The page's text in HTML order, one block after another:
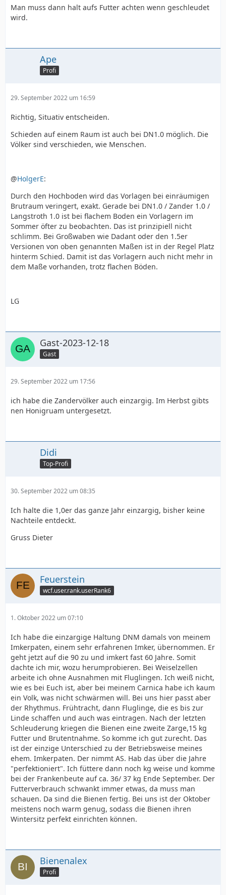
Man muss dann halt aufs Futter achten wenn geschleudet
wird.
Ape
Profi
29. September 2022 um 16:59
Richtig, Situativ entscheiden.
Schieden auf einem Raum ist auch bei DN1.0 möglich. Die
Völker sind verschieden, wie Menschen.
@HolgerE:
Durch den Hochboden wird das Vorlagen bei einräumigen
Brutraum veringert, exakt. Gerade bei DN1.0 / Zander 1.0 /
Langstroth 1.0 ist bei flachem Boden ein Vorlagern im
Sommer öfter zu beobachten. Das ist prinzipiell nicht
schlimm. Bei Großwaben wie Dadant oder den 1.5er
Versionen von oben genannten Maßen ist in der Regel Platz
hinterm Schied. Damit ist das Vorlagern auch nicht mehr in
dem Maße vorhanden, trotz flachen Böden.
LG
Gast-2023-12-18
Gast
29. September 2022 um 17:56
ich habe die Zandervölker auch einzargig. Im Herbst gibts
nen Honigruam untergesetzt.
Didi
Top-Profi
30. September 2022 um 08:35
Ich halte die 1,0er das ganze Jahr einzargig, bisher keine
Nachteile entdeckt.
Gruss Dieter
Feuerstein
wcf.user.rank.userRank6
1. Oktober 2022 um 07:10
Ich habe die einzargige Haltung DNM damals von meinem
Imkerpaten, einem sehr erfahrenen Imker, übernommen. Er
geht jetzt auf die 90 zu und imkert fast 60 Jahre. Somit
dachte ich mir, wozu herumprobieren. Bei Weiselzellen
arbeite ich ohne Ausnahmen mit Fluglingen. Ich weiß nicht,
wie es bei Euch ist, aber bei meinem Carnica habe ich kaum
ein Volk, was nicht schwärmen will. Bei uns hier passt aber
der Rhythmus. Frühtracht, dann Fluglinge, die es bis zur
Linde schaffen und auch was eintragen. Nach der letzten
Schleuderung kriegen die Bienen eine zweite Zarge,15 kg
Futter und Brutentnahme. So komme ich gut zurecht. Das
ist der einzige Unterschied zu der Betriebsweise meines
ehem. Imkerpaten. Der nimmt AS. Hab das über die Jahre
"perfektioniert". Ich füttere dann noch kg weise und komme
bei der Frankenbeute auf ca. 36/ 37 kg Ende September. Der
Futterverbrauch schwankt immer etwas, da muss man
schauen. Da sind die Bienen fertig. Bei uns ist der Oktober
meistens noch warm genug, sodass die Bienen ihren
Wintersitz perfekt einrichten können.
Bienenalex
Profi